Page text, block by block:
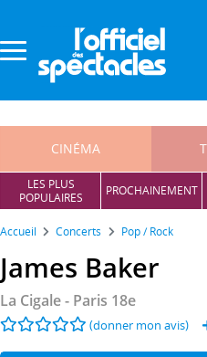
CINÉMA
LES PLUS
POPULAIRES
PROCHAINEMENT
Accueil Concerts Pop / Rock
James Baker
La Cigale- Paris 18e
(donner mon avis)